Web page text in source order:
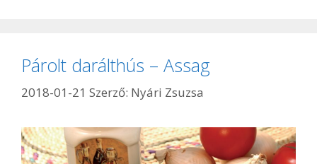
Párolt darálthús – Assag
2018-01-21 Szerző: Nyári Zsuzsa